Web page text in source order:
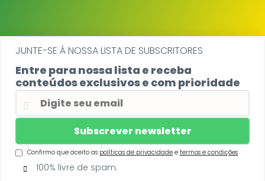
JUNTE-SE Á NOSSA LISTA DE SUBSCRITORES
Entre para nossa lista e receba
conteúdos exclusivos e com prioridade
Confirmo que aceito as políticas de privacidadee termos e condições.
100% livre de spam.